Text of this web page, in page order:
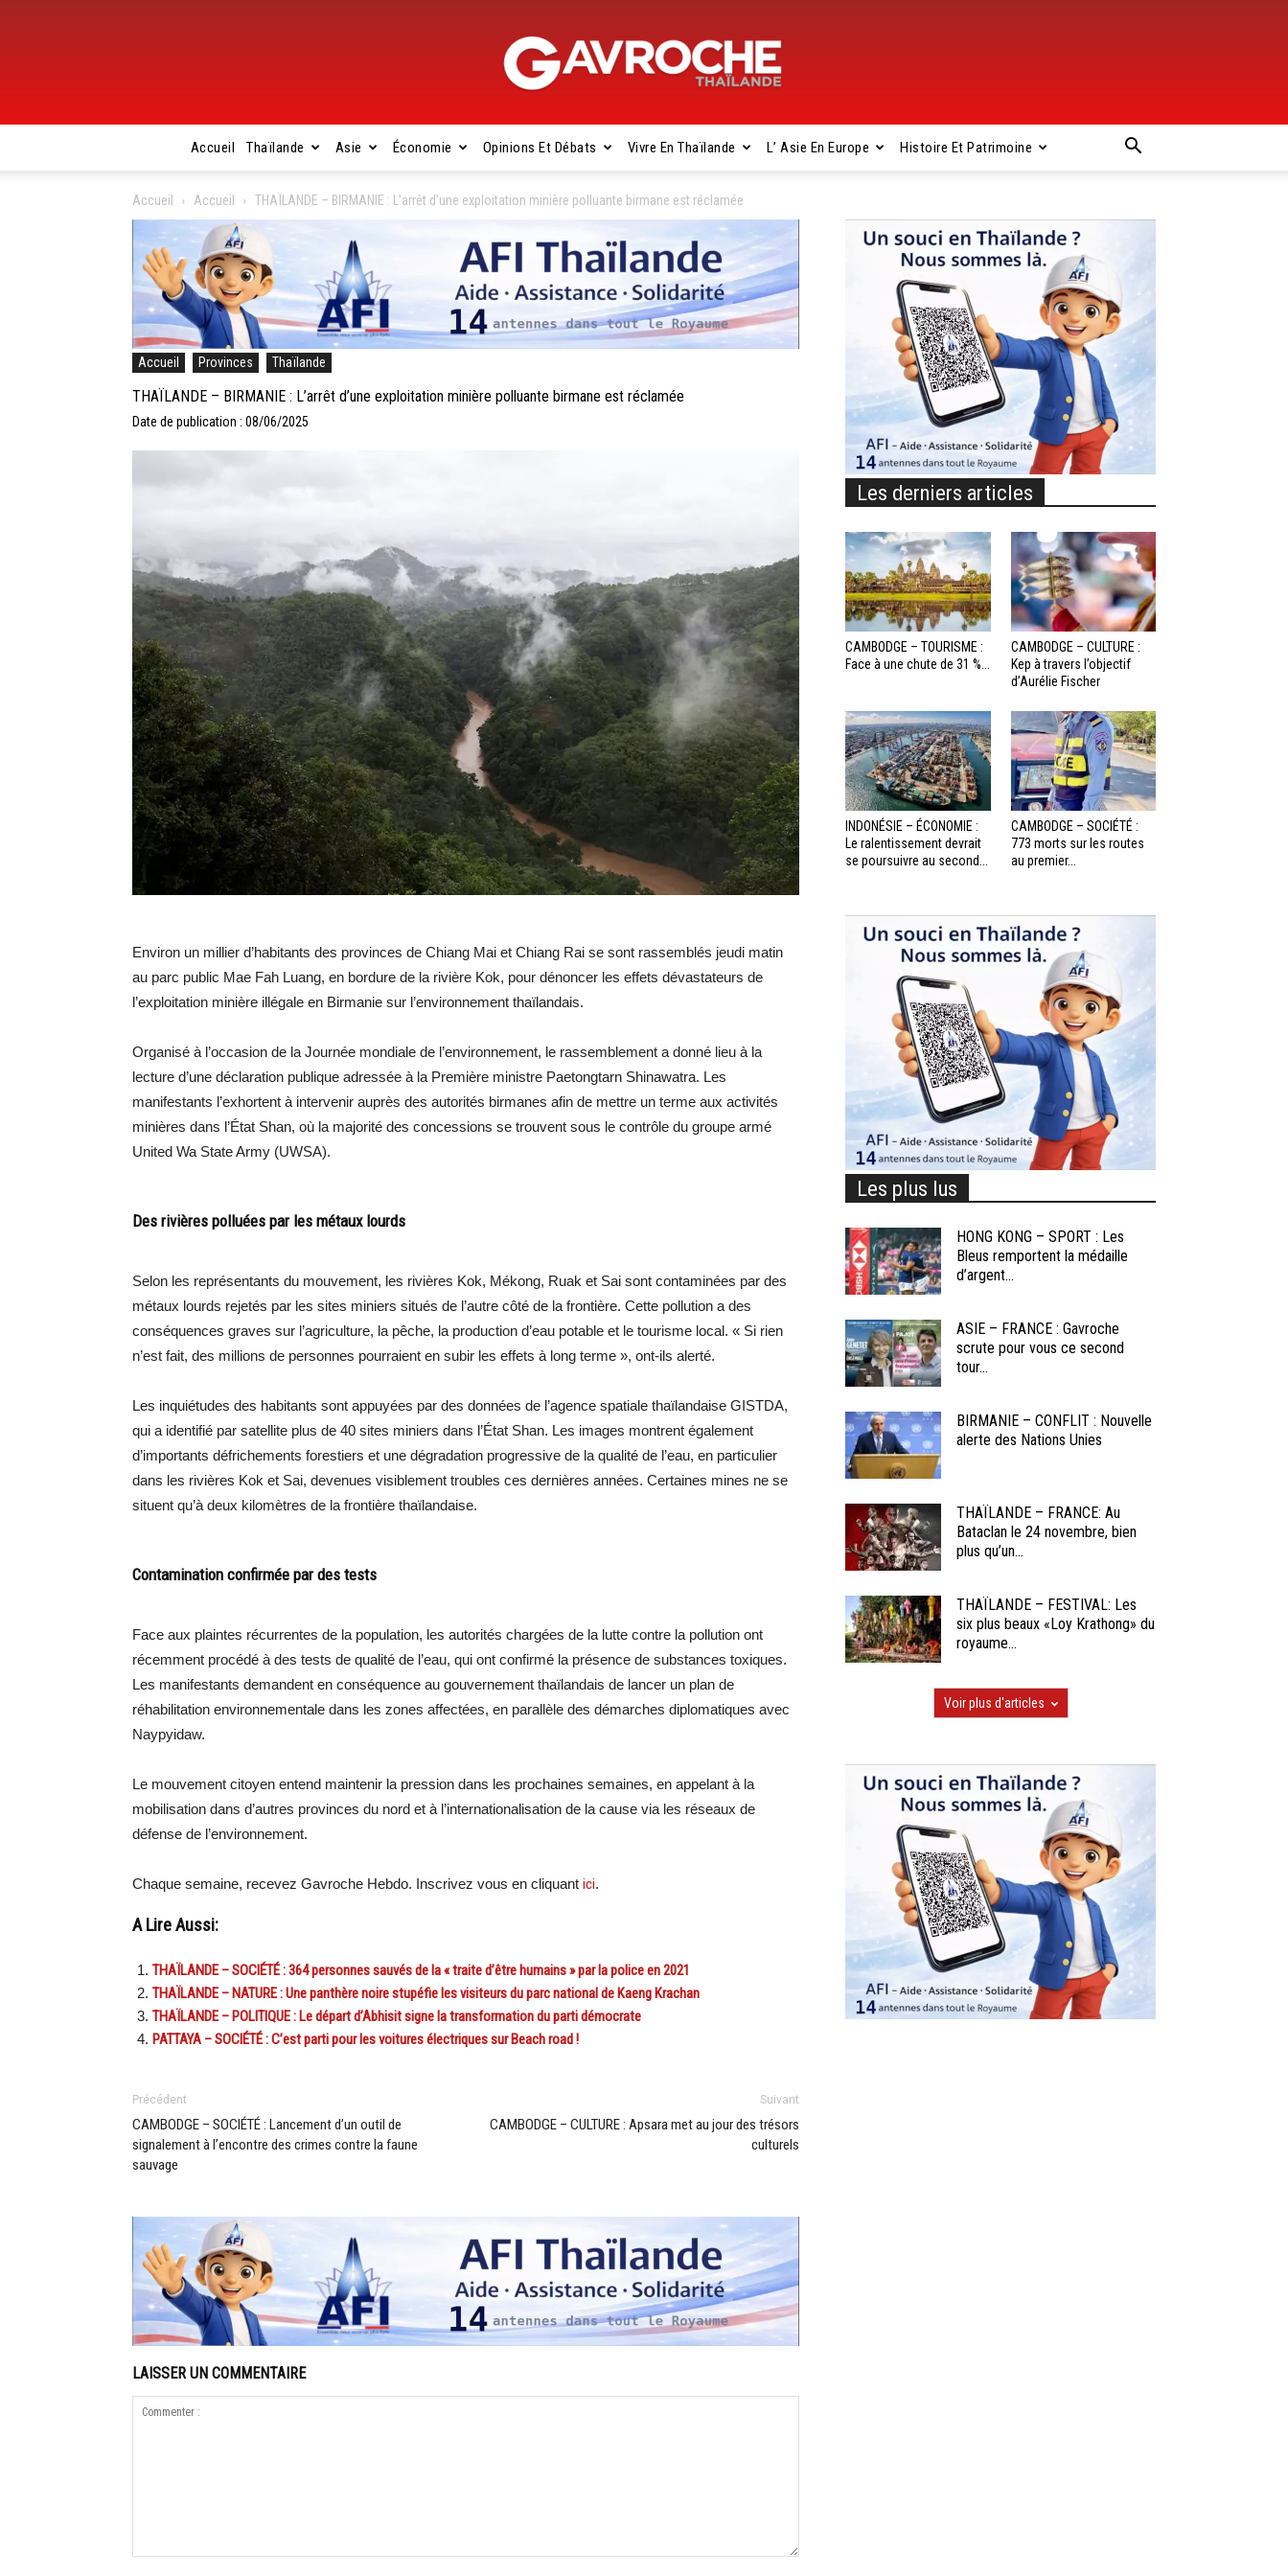
Gavroche
Thaïlande
Accueil Thaïlande Asie Économie Opinions Et Débats Vivre En Thaïlande L’ Asie En Europe Histoire Et Patrimoine
Accueil Accueil THAÏLANDE – BIRMANIE : L’arrêt d’une exploitation minière polluante birmane est réclamée
Accueil Provinces Thaïlande
THAÏLANDE – BIRMANIE : L’arrêt d’une exploitation minière polluante birmane est réclamée
Date de publication : 08/06/2025
Environ un millier d’habitants des provinces de Chiang Mai et Chiang Rai se sont rassemblés jeudi matin
au parc public Mae Fah Luang, en bordure de la rivière Kok, pour dénoncer les effets dévastateurs de
l’exploitation minière illégale en Birmanie sur l’environnement thaïlandais.
Organisé à l’occasion de la Journée mondiale de l’environnement, le rassemblement a donné lieu à la
lecture d’une déclaration publique adressée à la Première ministre Paetongtarn Shinawatra. Les
manifestants l’exhortent à intervenir auprès des autorités birmanes afin de mettre un terme aux activités
minières dans l’État Shan, où la majorité des concessions se trouvent sous le contrôle du groupe armé
United Wa State Army (UWSA).
Des rivières polluées par les métaux lourds
Selon les représentants du mouvement, les rivières Kok, Mékong, Ruak et Sai sont contaminées par des
métaux lourds rejetés par les sites miniers situés de l’autre côté de la frontière. Cette pollution a des
conséquences graves sur l’agriculture, la pêche, la production d’eau potable et le tourisme local. « Si rien
n’est fait, des millions de personnes pourraient en subir les effets à long terme », ont-ils alerté.
Les inquiétudes des habitants sont appuyées par des données de l’agence spatiale thaïlandaise GISTDA,
qui a identifié par satellite plus de 40 sites miniers dans l’État Shan. Les images montrent également
d’importants défrichements forestiers et une dégradation progressive de la qualité de l’eau, en particulier
dans les rivières Kok et Sai, devenues visiblement troubles ces dernières années. Certaines mines ne se
situent qu’à deux kilomètres de la frontière thaïlandaise.
Contamination confirmée par des tests
Face aux plaintes récurrentes de la population, les autorités chargées de la lutte contre la pollution ont
récemment procédé à des tests de qualité de l’eau, qui ont confirmé la présence de substances toxiques.
Les manifestants demandent en conséquence au gouvernement thaïlandais de lancer un plan de
réhabilitation environnementale dans les zones affectées, en parallèle des démarches diplomatiques avec
Naypyidaw.
Le mouvement citoyen entend maintenir la pression dans les prochaines semaines, en appelant à la
mobilisation dans d’autres provinces du nord et à l’internationalisation de la cause via les réseaux de
défense de l’environnement.
Chaque semaine, recevez Gavroche Hebdo. Inscrivez vous en cliquant ici.
A Lire Aussi:
THAÏLANDE – SOCIÉTÉ : 364 personnes sauvés de la « traite d’être humains » par la police en 2021
THAÏLANDE – NATURE : Une panthère noire stupéfie les visiteurs du parc national de Kaeng Krachan
THAÏLANDE – POLITIQUE : Le départ d’Abhisit signe la transformation du parti démocrate
PATTAYA – SOCIÉTÉ : C’est parti pour les voitures électriques sur Beach road !
Précédent
CAMBODGE – SOCIÉTÉ : Lancement d’un outil de
signalement à l’encontre des crimes contre la faune
sauvage
Suivant
CAMBODGE – CULTURE : Apsara met au jour des trésors
culturels
LAISSER UN COMMENTAIRE
Les derniers articles
CAMBODGE – TOURISME :
Face à une chute de 31 %...
CAMBODGE – CULTURE :
Kep à travers l’objectif
d’Aurélie Fischer
INDONÉSIE – ÉCONOMIE :
Le ralentissement devrait
se poursuivre au second...
CAMBODGE – SOCIÉTÉ :
773 morts sur les routes
au premier...
Les plus lus
HONG KONG – SPORT : Les
Bleus remportent la médaille
d’argent...
ASIE – FRANCE : Gavroche
scrute pour vous ce second
tour...
BIRMANIE – CONFLIT : Nouvelle
alerte des Nations Unies
THAÏLANDE – FRANCE: Au
Bataclan le 24 novembre, bien
plus qu’un...
THAÏLANDE – FESTIVAL: Les
six plus beaux «Loy Krathong» du
royaume...
Voir plus d'articles